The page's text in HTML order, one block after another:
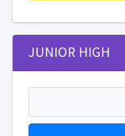
JUNIOR HIGH